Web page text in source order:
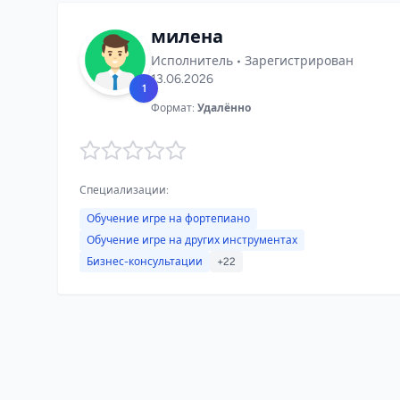
1
милена
Исполнитель • Зарегистрирован
13.06.2026
Формат: Удалённо
Специализации:
Обучение игре на фортепиано
Обучение игре на других инструментах
Бизнес-консультации
+22